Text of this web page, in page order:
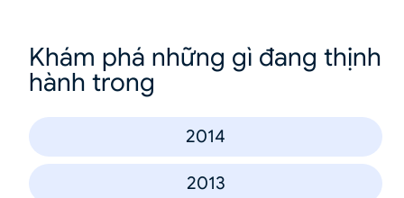
Khám phá những gì đang thịnh
hành trong
2014
2013